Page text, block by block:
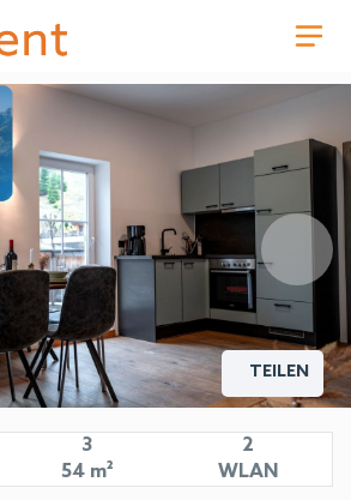
TEILEN
3
2
54 m²
WLAN